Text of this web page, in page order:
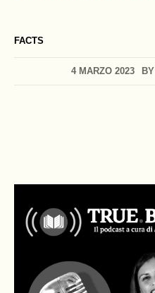
FACTS
4 MARZO 2023 BY